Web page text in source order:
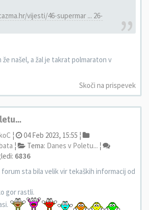
vijesti/46-supermar ... 26-
že našel, a žal je takrat polmaraton v
Skoči na prispevek
¦
04 Feb 2023, 15:55 ¦
¦ Tema: Danes v Poletu... ¦
6836
forum sta bila velik vir tekaških informacij od
gor rastli.